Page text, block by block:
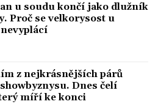
u soudu končí jako dlužník
Proč se velkorysost u
z nejkrásnějších párů
Dnes čelí
míří ke konci